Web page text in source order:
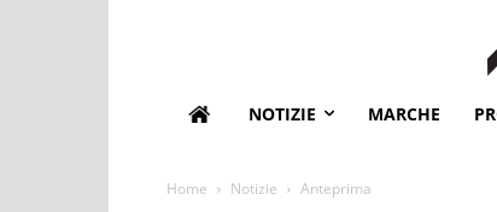
NOTIZIE MARCHE
Home Notizie Anteprima